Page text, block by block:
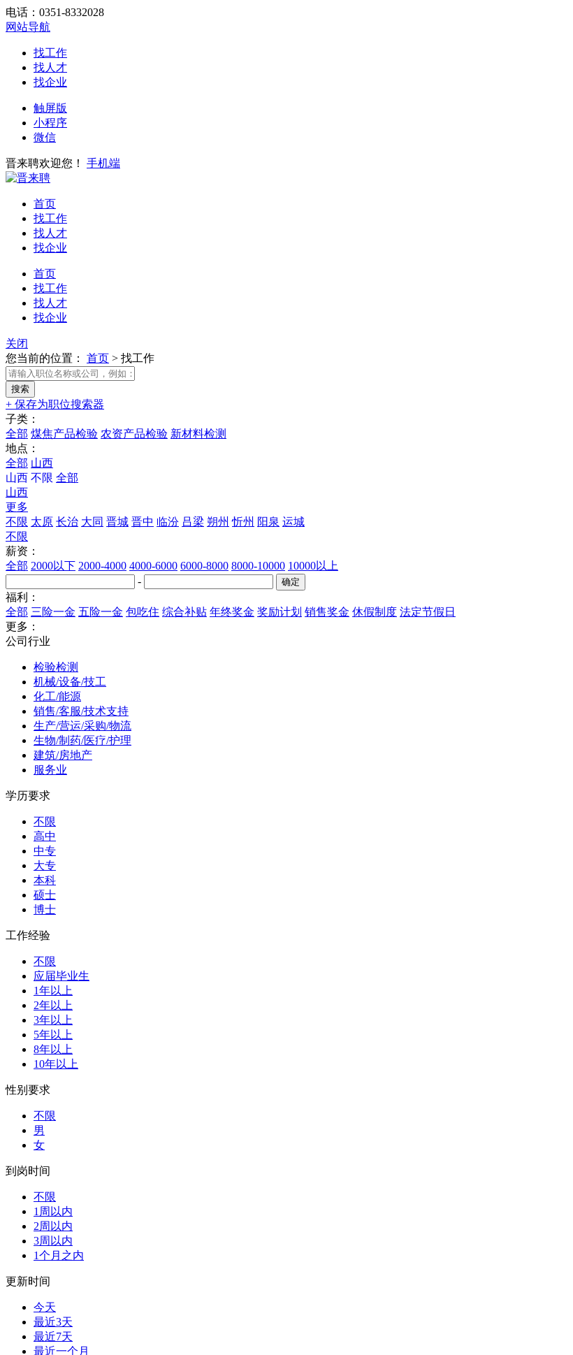
电话：0351-8332028
网站导航
找工作
找人才
找企业
触屏版
小程序
微信
晋来聘欢迎您！ 手机端
首页
找工作
找人才
找企业
首页
找工作
找人才
找企业
关闭
您当前的位置： 首页 > 找工作
+ 保存为职位搜索器
子类：
全部 煤焦产品检验 农资产品检验 新材料检测
地点：
全部 山西
山西 不限 全部
山西
更多
不限 太原 长治 大同 晋城 晋中 临汾 吕梁 朔州 忻州 阳泉 运城
不限
薪资：
全部 2000以下 2000-4000 4000-6000 6000-8000 8000-10000 10000以上
-
福利：
全部 三险一金 五险一金 包吃住 综合补贴 年终奖金 奖励计划 销售奖金 休假制度 法定节假日
更多：
公司行业
检验检测
机械/设备/技工
化工/能源
销售/客服/技术支持
生产/营运/采购/物流
生物/制药/医疗/护理
建筑/房地产
服务业
学历要求
不限
高中
中专
大专
本科
硕士
博士
工作经验
不限
应届毕业生
1年以上
2年以上
3年以上
5年以上
8年以上
10年以上
性别要求
不限
男
女
到岗时间
不限
1周以内
2周以内
3周以内
1个月之内
更新时间
今天
最近3天
最近7天
最近一个月